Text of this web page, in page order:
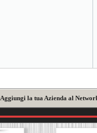
Aggiungi la tua Azienda al